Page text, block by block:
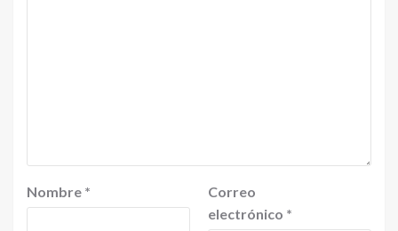
Nombre *
Correo
electrónico *